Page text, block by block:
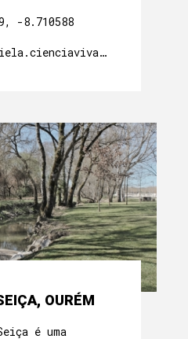
-8.710588
OURÉM
é uma